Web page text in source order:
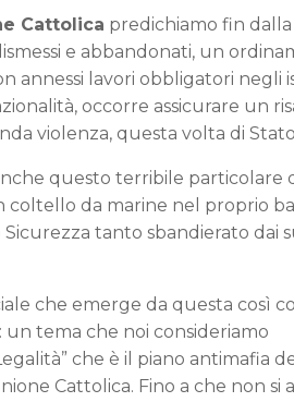
Cattolica predichiamo fin
e abbandonati, un
annessi lavori obbligatori negli
occorre assicurare un
violenza, questa volta di
questo terribile particolare
coltello da marine nel proprio
tanto sbandierato dai
che emerge da questa così
tema che noi consideriamo
che è il piano antimafia
Cattolica. Fino a che non si